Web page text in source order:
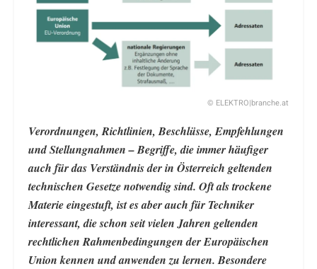
© ELEKTRO|branche.at
Verordnungen, Richtlinien, Beschlüsse, Empfehlungen
und Stellungnahmen – Begriffe, die immer häufiger
auch für das Verständnis der in Österreich geltenden
technischen Gesetze notwendig sind. Oft als trockene
Materie eingestuft, ist es aber auch für Techniker
interessant, die schon seit vielen Jahren geltenden
rechtlichen Rahmenbedingungen der Europäischen
Union kennen und anwenden zu lernen. Besondere